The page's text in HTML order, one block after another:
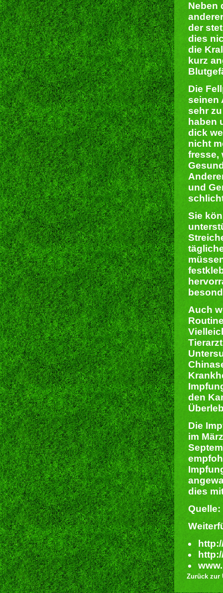
Neben
der
dies
die
kurz
Die
seinen
sehr
haben
dick
nicht
fresse,
und
Sie
Auch
den
Die
im
dies
Zurück zur